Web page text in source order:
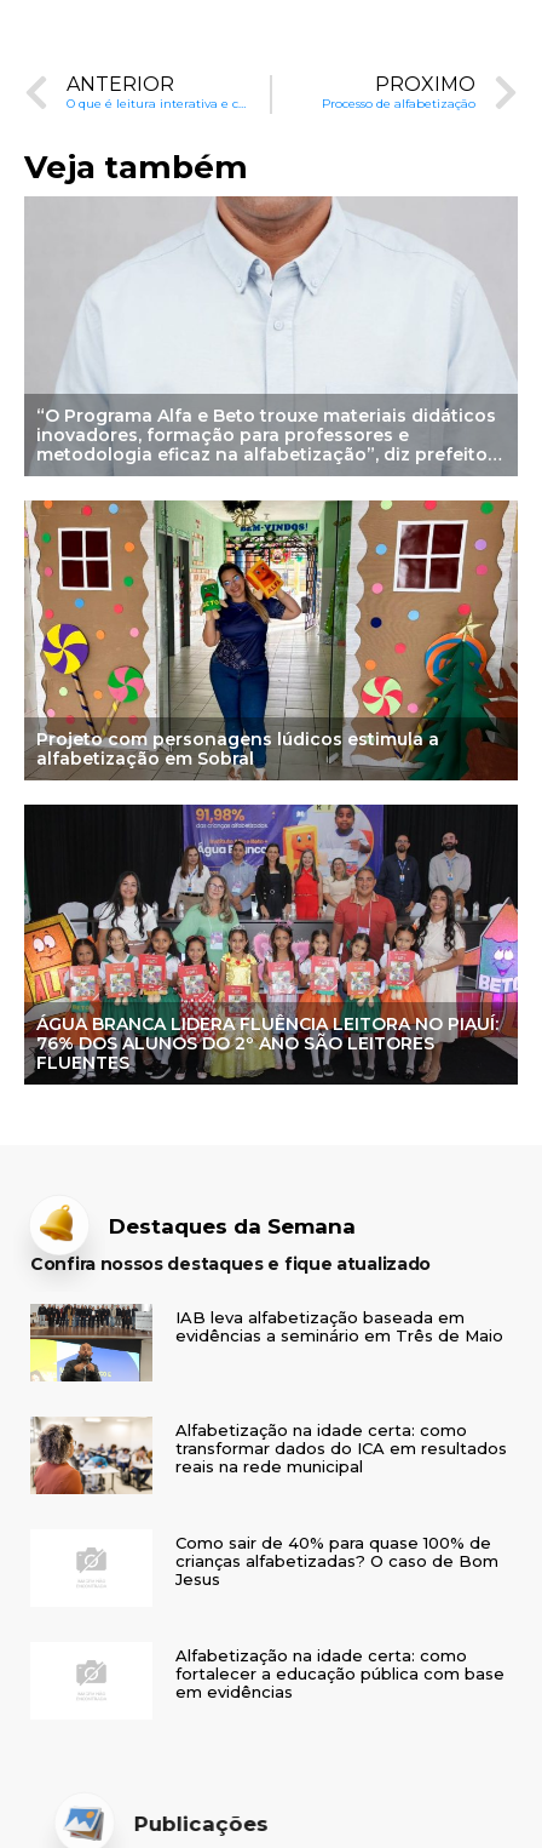
ANTERIOR PRÓXIMO
Processo de alfabetização
Veja também
“O Programa Alfa e Beto trouxe materiais didáticos
inovadores, formação para professores e
metodologia eficaz na alfabetização”, diz prefeito
de Júlio Borges (PI)
Projeto com personagens lúdicos estimula a
alfabetização em Sobral
ÁGUA BRANCA LIDERA FLUÊNCIA LEITORA NO PIAUÍ:
76% DOS ALUNOS DO 2º ANO SÃO LEITORES
FLUENTES
Destaques da Semana
Confira nossos destaques e fique atualizado
IAB leva alfabetização baseada em
evidências a seminário em Três de Maio
Alfabetização na idade certa: como
transformar dados do ICA em resultados
reais na rede municipal
Como sair de 40% para quase 100% de
crianças alfabetizadas? O caso de Bom
Jesus
Alfabetização na idade certa: como
fortalecer a educação pública com base
em evidências
Publicações